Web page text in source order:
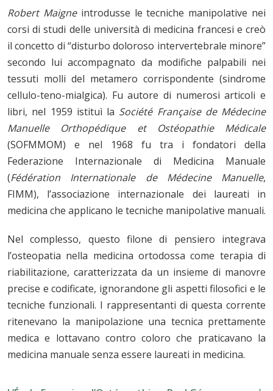
Robert Maigne introdusse le tecniche manipolative nei
corsi di studi delle università di medicina francesi e creò
il concetto di “disturbo doloroso intervertebrale minore”
secondo lui accompagnato da modifiche palpabili nei
tessuti molli del metamero corrispondente (sindrome
cellulo-teno-mialgica). Fu autore di numerosi articoli e
libri, nel 1959 istituì la Société Française de Médecine
Manuelle Orthopédique et Ostéopathie Médicale
(SOFMMOM)
e nel 1968 fu tra i fondatori della
Federazione Internazionale di Medicina Manuale
(Fédération Internationale de Médecine Manuelle,
FIMM), l’associazione internazionale dei laureati in
medicina che applicano le tecniche manipolative manuali.
Nel complesso, questo filone di pensiero integrava
l’osteopatia nella medicina ortodossa come terapia di
riabilitazione, caratterizzata da un insieme di manovre
precise e codificate, ignorandone gli aspetti filosofici e le
tecniche funzionali. I rappresentanti di questa corrente
ritenevano la manipolazione una tecnica prettamente
medica e lottavano contro coloro che praticavano la
medicina manuale senza essere laureati in medicina.